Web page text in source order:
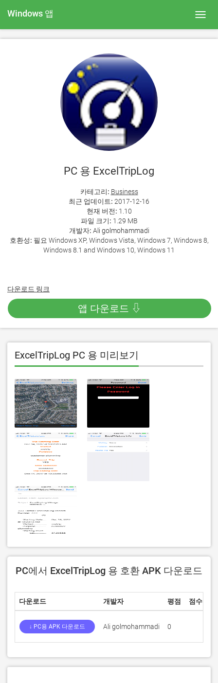
Windows 앱
PC 용 ExcelTripLog
카테고리: Business
최근 업데이트: 2017-12-16
현재 버전: 1.10
파일 크기: 1.29 MB
개발자: Ali golmohammadi
호환성: 필요 Windows XP, Windows Vista, Windows 7, Windows 8,
Windows 8.1 and Windows 10, Windows 11
다운로드 링크
앱 다운로드 ⇩
ExcelTripLog PC 용 미리보기
PC에서 ExcelTripLog 용 호환 APK 다운로드
다운로드 개발자 평점 점수
↓ PC용 APK 다운로드 Ali golmohammadi 0